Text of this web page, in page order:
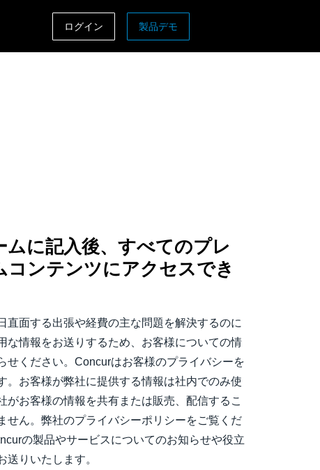
ログイン 製品デモ
ムに記入後、すべてのプレ
コンテンツにアクセスでき
直面する出張や経費の主な問題を解決するのに
な情報をお送りするため、お客様についての情
せください。Concurはお客様のプライバシーを
。お客様が弊社に提供する情報は社内でのみ使
がお客様の情報を共有または販売、配信するこ
せん。弊社のプライバシーポリシーをご覧くだ
の製品やサービスについてのお知らせや役立
送りいたします。